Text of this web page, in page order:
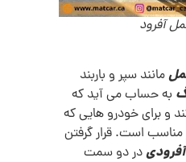
مانند سپر و باربند
به حساب می آید که
و برای خودرو هایی که
مناسب است. قرار گرفتن
در دو سمت